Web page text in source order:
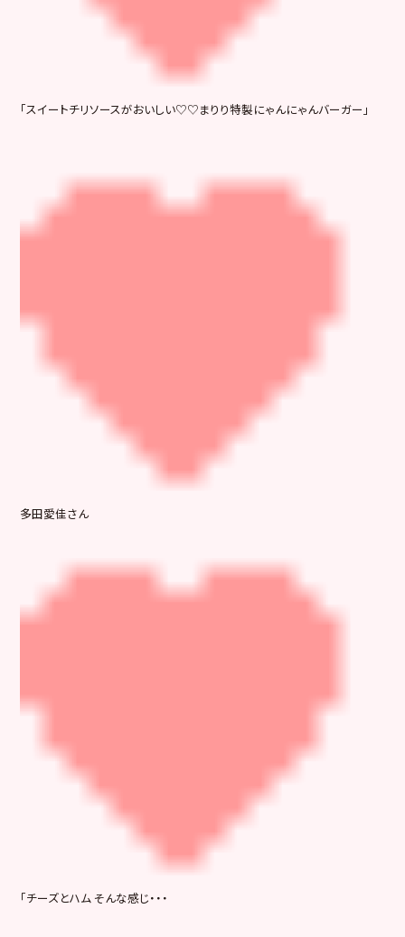
「スイートチリソースがおいしい♡♡まりり特製にゃんにゃんバーガー」
多田愛佳さん
「チーズとハム そんな感じ・・・